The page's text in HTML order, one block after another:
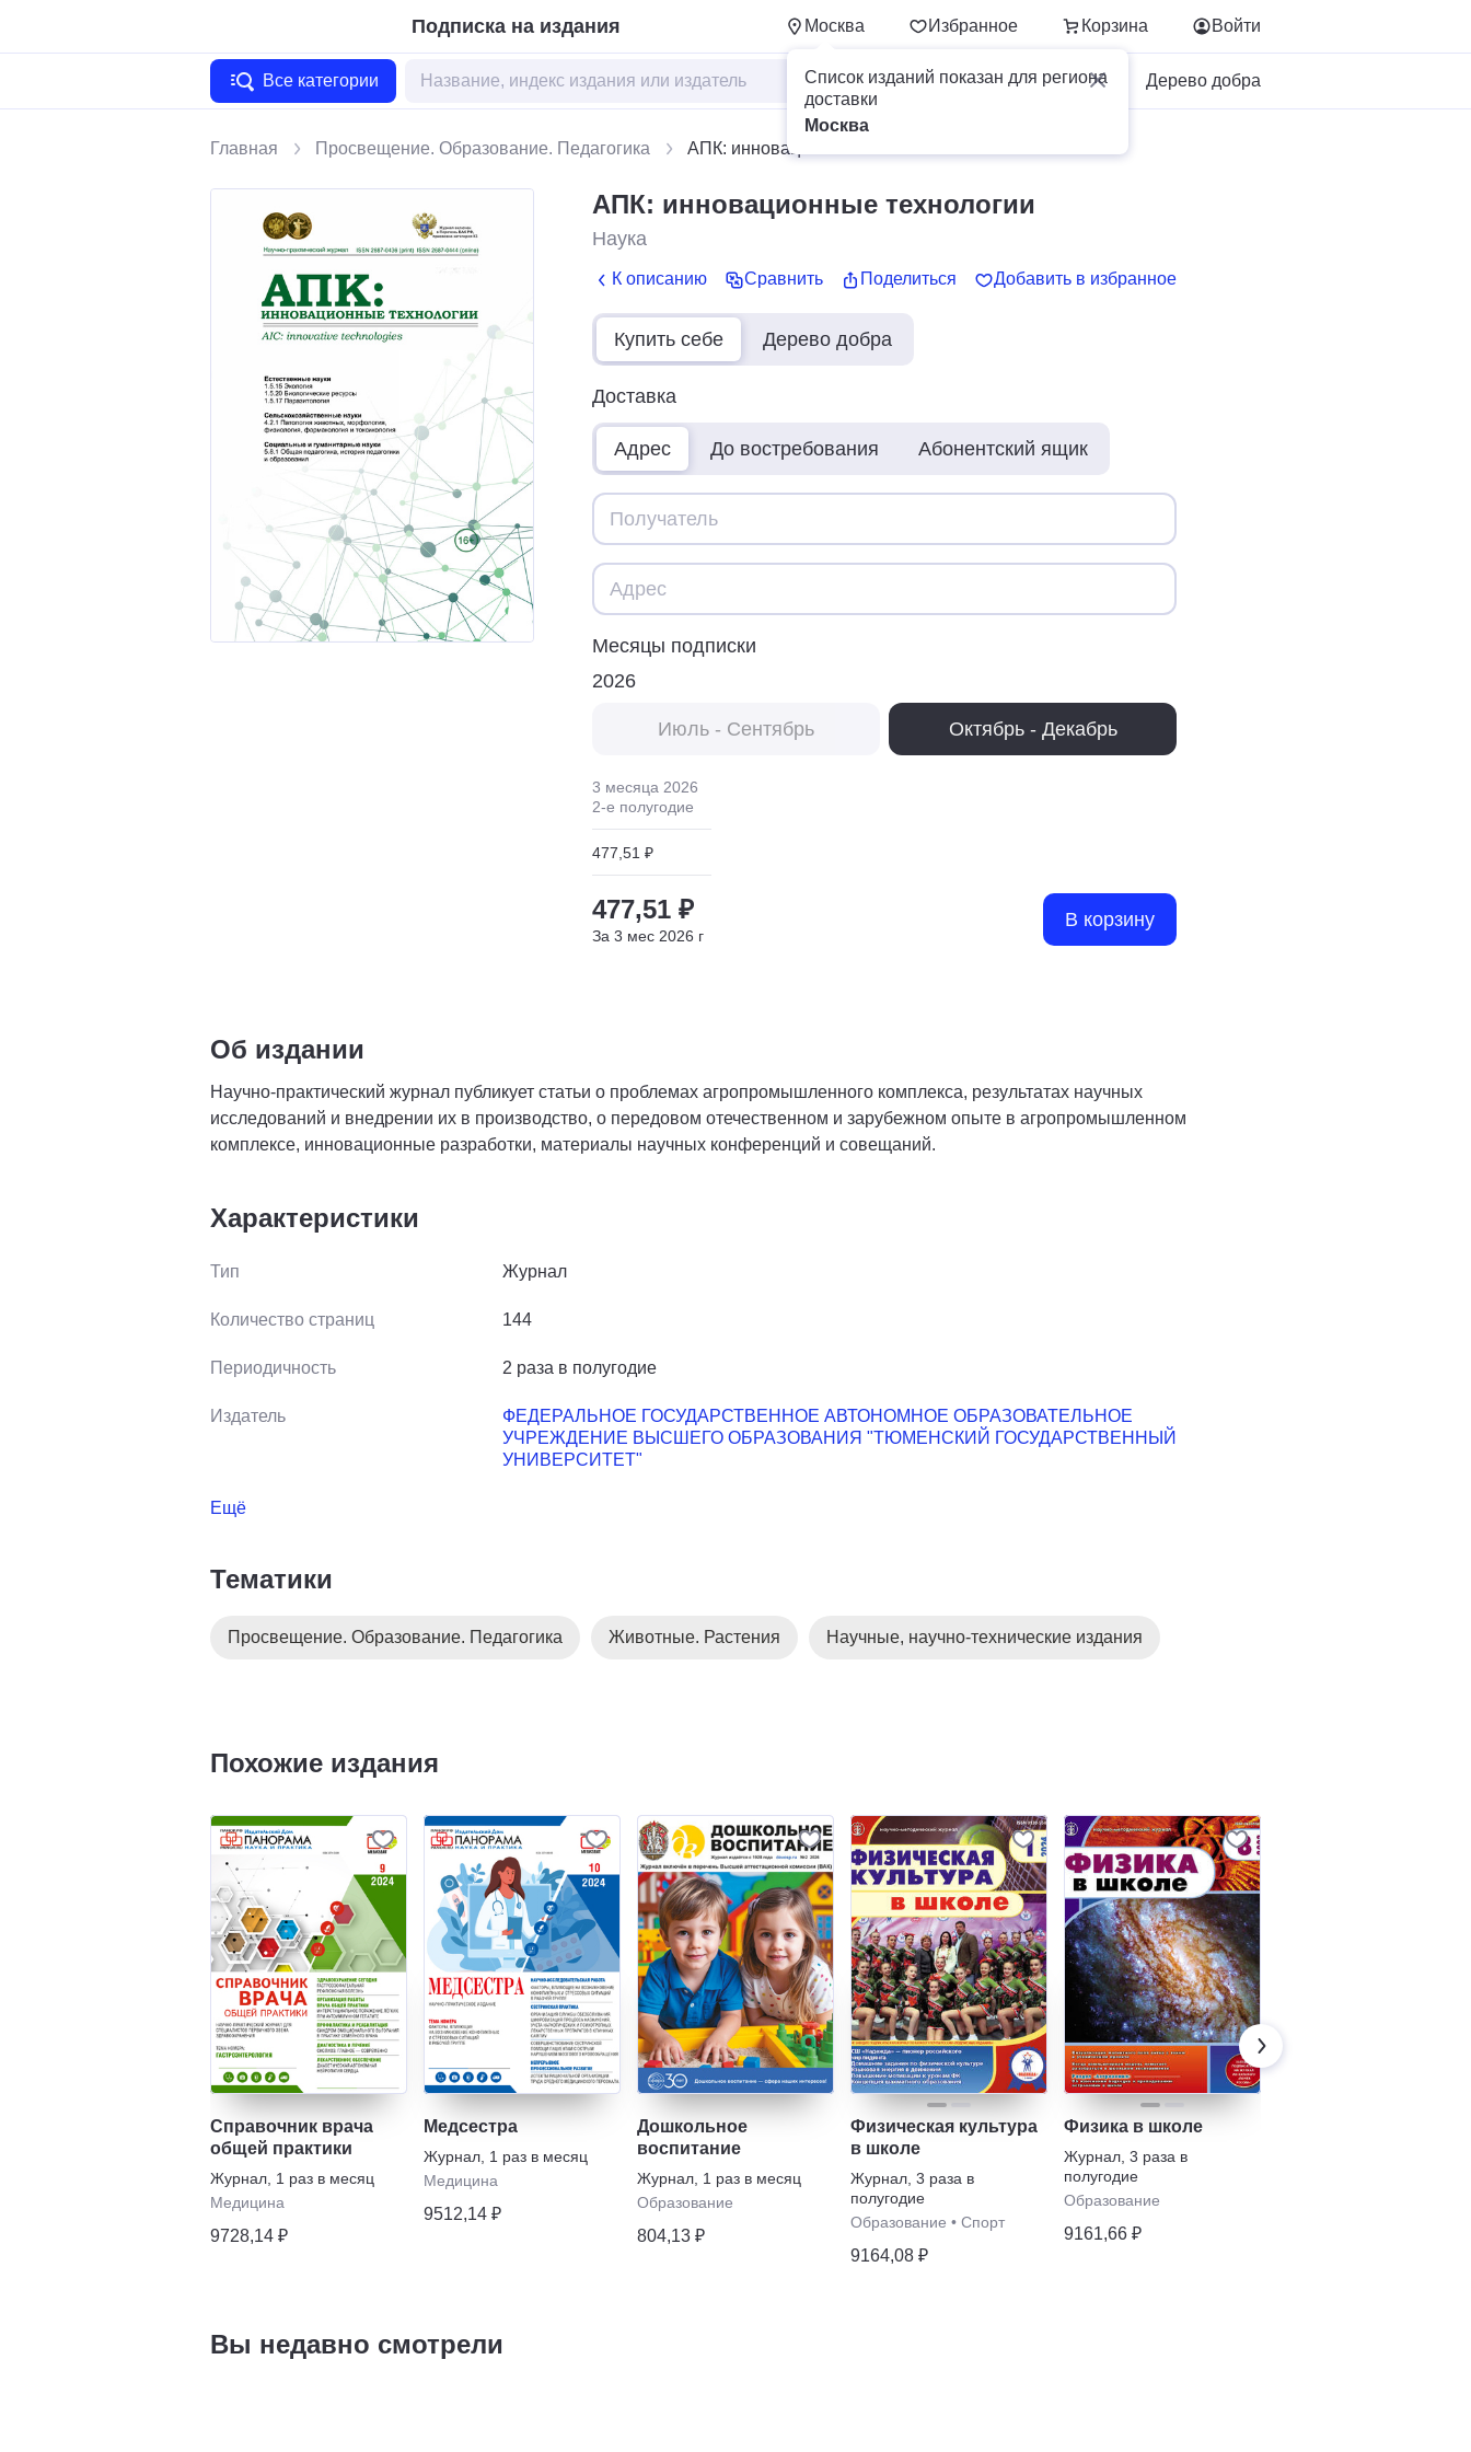
Подписка на издания Москва Избранное Корзина
Список изданий показан для региона
доставки
Москва
Войти
Все категории Для бизнеса Дерево добра
Главная Просвещение. Образование. Педагогика АПК: инновационные технологии
АПК: инновационные технологии
Наука
К описанию Сравнить Поделиться Добавить в избранное
Купить себе Дерево добра
Доставка
Адрес До востребования Абонентский ящик
Месяцы подписки
2026
Июль - Сентябрь Октябрь - Декабрь
3 месяца 2026
2-е полугодие
477,51 ₽
477,51 ₽
За 3 мес 2026 г
В корзину
Об издании
Научно-практический журнал публикует статьи о проблемах агропромышленного комплекса, результатах научных
исследований и внедрении их в производство, о передовом отечественном и зарубежном опыте в агропромышленном
комплексе, инновационные разработки, материалы научных конференций и совещаний.
Характеристики
Тип Журнал
Количество страниц 144
Периодичность 2 раза в полугодие
Издатель
ФЕДЕРАЛЬНОЕ ГОСУДАРСТВЕННОЕ АВТОНОМНОЕ ОБРАЗОВАТЕЛЬНОЕ
УЧРЕЖДЕНИЕ ВЫСШЕГО ОБРАЗОВАНИЯ "ТЮМЕНСКИЙ ГОСУДАРСТВЕННЫЙ
УНИВЕРСИТЕТ"
Ещё
Тематики
Просвещение. Образование. Педагогика Животные. Растения Научные, научно-технические издания
Похожие издания
Справочник врача
общей практики
Журнал 1 раз в месяц
Медицина
9728,14 ₽
Медсестра
Журнал 1 раз в месяц
Медицина
9512,14 ₽
Дошкольное
воспитание
Журнал 1 раз в месяц
Образование
804,13 ₽
Физическая культура
в школе
Журнал 3 раза в
полугодие
Образование • Спорт
9164,08 ₽
Физика в школе
Журнал 3 раза в
полугодие
Образование
9161,66 ₽
Вы недавно смотрели